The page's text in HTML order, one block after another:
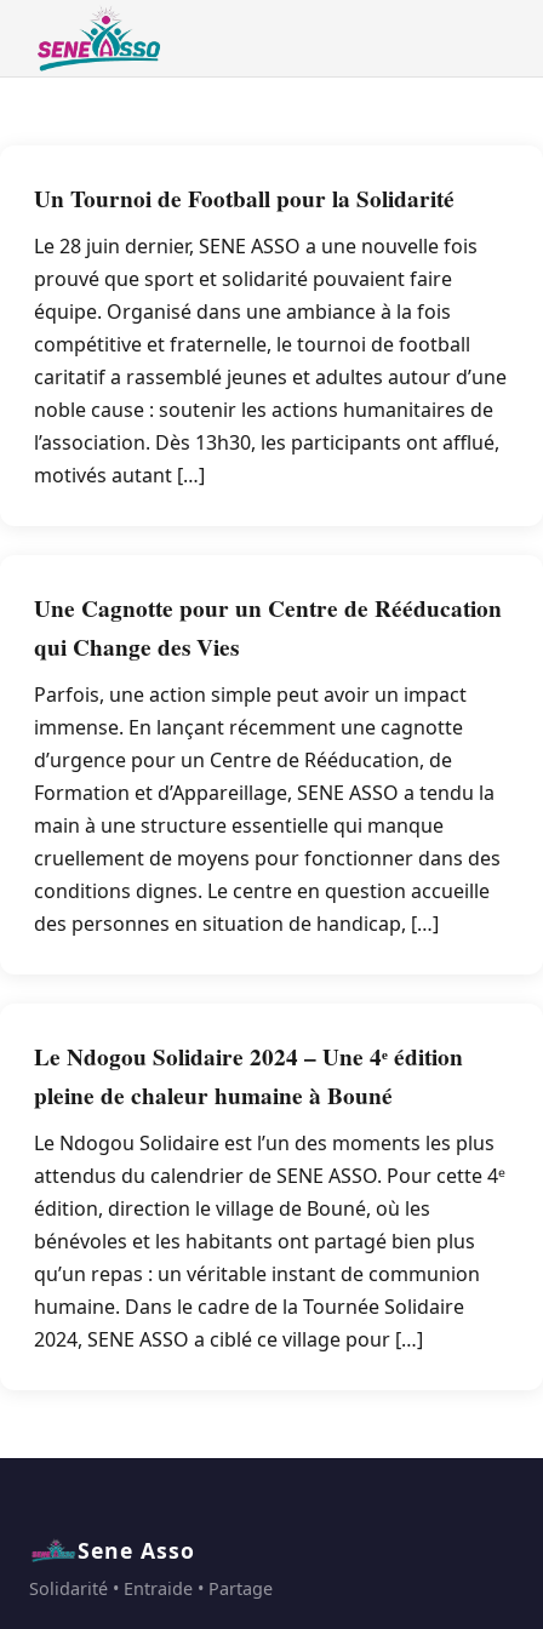
Un Tournoi de Football pour la Solidarité
Le 28 juin dernier, SENE ASSO a une nouvelle fois
prouvé que sport et solidarité pouvaient faire
équipe. Organisé dans une ambiance à la fois
compétitive et fraternelle, le tournoi de football
caritatif a rassemblé jeunes et adultes autour d’une
noble cause : soutenir les actions humanitaires de
l’association. Dès 13h30, les participants ont afflué,
motivés autant […]
Une Cagnotte pour un Centre de Rééducation
qui Change des Vies
Parfois, une action simple peut avoir un impact
immense. En lançant récemment une cagnotte
d’urgence pour un Centre de Rééducation, de
Formation et d’Appareillage, SENE ASSO a tendu la
main à une structure essentielle qui manque
cruellement de moyens pour fonctionner dans des
conditions dignes. Le centre en question accueille
des personnes en situation de handicap, […]
Le Ndogou Solidaire 2024 – Une 4ᵉ édition
pleine de chaleur humaine à Bouné
Le Ndogou Solidaire est l’un des moments les plus
attendus du calendrier de SENE ASSO. Pour cette 4ᵉ
édition, direction le village de Bouné, où les
bénévoles et les habitants ont partagé bien plus
qu’un repas : un véritable instant de communion
humaine. Dans le cadre de la Tournée Solidaire
2024, SENE ASSO a ciblé ce village pour […]
Sene Asso
Solidarité • Entraide • Partage